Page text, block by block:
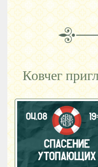
Ковчег